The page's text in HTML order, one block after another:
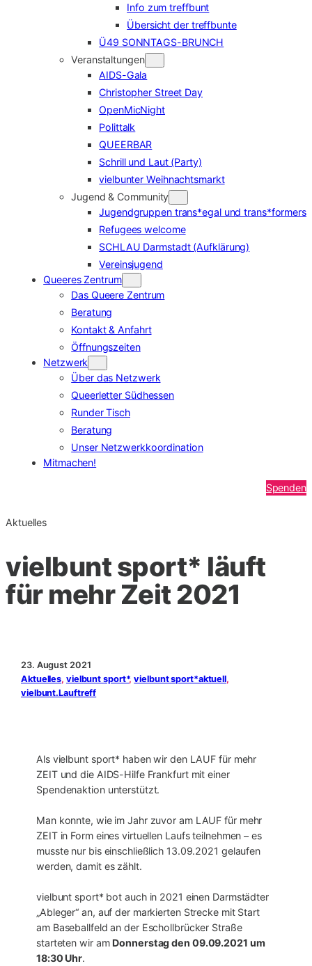
Info zum treffbunt
Übersicht der treffbunte
Ü49 SONNTAGS-BRUNCH
Veranstaltungen
AIDS-Gala
Christopher Street Day
OpenMicNight
Polittalk
QUEERBAR
Schrill und Laut (Party)
vielbunter Weihnachtsmarkt
Jugend & Community
Jugendgruppen trans*egal und trans*formers
Refugees welcome
SCHLAU Darmstadt (Aufklärung)
Vereinsjugend
Queeres Zentrum
Das Queere Zentrum
Beratung
Kontakt & Anfahrt
Öffnungszeiten
Netzwerk
Über das Netzwerk
Queerletter Südhessen
Runder Tisch
Beratung
Unser Netzwerkkoordination
Mitmachen!
Spenden
Aktuelles
vielbunt sport* läuft
für mehr Zeit 2021
23. August 2021
Aktuelles, vielbunt sport*, vielbunt sport*aktuell
vielbunt.Lauftreff
Als vielbunt sport* haben wir den LAUF für mehr
ZEIT und die AIDS-Hilfe Frankfurt mit einer
Spendenaktion unterstützt.
Man konnte, wie im Jahr zuvor am LAUF für mehr
ZEIT in Form eines virtuellen Laufs teilnehmen – es
musste nur bis einschließlich 13.09.2021 gelaufen
werden, damit es zählt.
vielbunt sport* bot auch in 2021 einen Darmstädter
„Ableger“ an, auf der markierten Strecke mit Start
am Baseballfeld an der Eschollbrücker Straße
starteten wir am Donnerstag den 09.09.2021 um
18:30 Uhr.